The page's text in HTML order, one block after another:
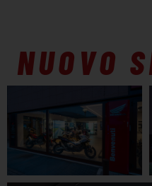
NUOVO